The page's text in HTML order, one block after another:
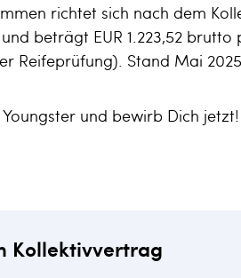
richtet sich nach dem
beträgt EUR 1.223,52 brutto
Reifeprüfung). Stand Mai
und bewirb Dich jetzt!
Kollektivvertrag